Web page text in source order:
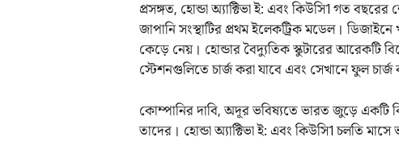
প্রসঙ্গত, হোন্ডা অ্যাক্টিভা ই: এবং কিউসি1 গত
জাপানি সংস্থাটির প্রথম ইলেকট্রিক মডেল।
কেড়ে নেয়। হোন্ডার বৈদ্যুতিক স্কুটারের আরেকটি
স্টেশনগুলিতে চার্জ করা যাবে এবং সেখানে ফুল চার্জ
কোম্পানির দাবি, অদূর ভবিষ্যতে ভারত জুড়ে একটি
তাদের। হোন্ডা অ্যাক্টিভা ই: এবং কিউসি1 চলতি